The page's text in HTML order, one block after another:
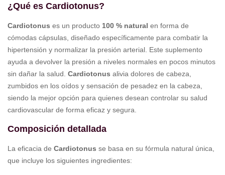
¿Qué es Cardiotonus?
Cardiotonus es un producto 100 % natural en forma de
cómodas cápsulas, diseñado específicamente para combatir la
hipertensión y normalizar la presión arterial. Este suplemento
ayuda a devolver la presión a niveles normales en pocos minutos
sin dañar la salud. Cardiotonus alivia dolores de cabeza,
zumbidos en los oídos y sensación de pesadez en la cabeza,
siendo la mejor opción para quienes desean controlar su salud
cardiovascular de forma eficaz y segura.
Composición detallada
La eficacia de Cardiotonus se basa en su fórmula natural única,
que incluye los siguientes ingredientes: